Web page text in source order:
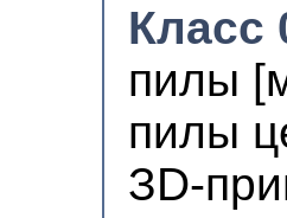
Класс
пилы
пилы
ЗD-